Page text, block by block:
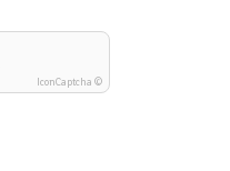
IconCaptcha ©